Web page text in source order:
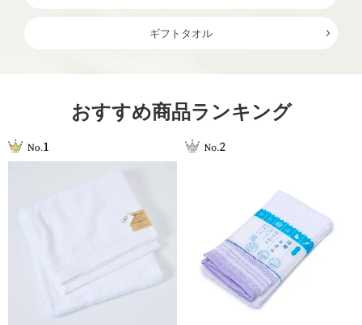
ギフトタオル
おすすめ商品ランキング